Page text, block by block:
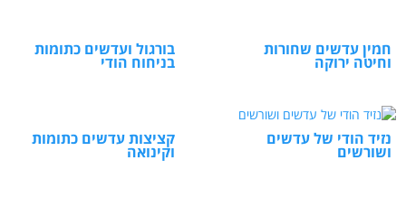
חמין עדשים שחורות
וחיטה ירוקה
בורגול ועדשים כתומות
בניחוח הודי
נזיד הודי של עדשים
ושורשים
קציצות עדשים כתומות
וקינואה